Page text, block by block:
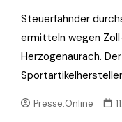
Steuerfahnder
ermitteln wegen
Herzogenaurach.
Presse.Online